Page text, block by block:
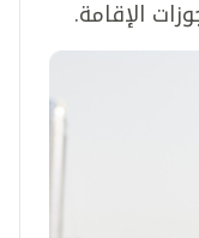
الإقامة.